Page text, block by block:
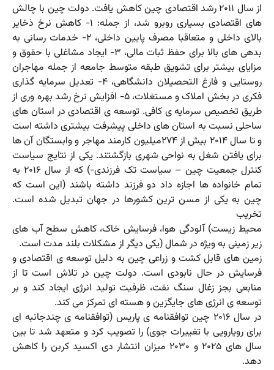
از سال ۲۰۱۱ رشد اقتصادی چین کاهش یافت. دولت چین با چالش
های اقتصادی بسیاری روبرو شد، از جمله: ۱- کاهش نرخ ذخایر
بالای داخلی و متعاقبا مصرف پایین داخلی، ۲- خدمات رسانی به
بدهی های بالا برای حفظ ثبات مالی، ۳- ایجاد مشاغلی با حقوق و
مزایای بیشتر برای تشویق طبقه متوسط جامعه از جمله مهاجران
روستایی و فارغ التحصیلان دانشگاهی، ۴- تعدیل سرمایه گذاری
فکری در بخش املاک و مستغلات، ۵- افزایش نرخ رشد بهره وری از
طریق تخصیص سرمایه ی کافی. توسعه ی اقتصادی در استان های
ساحلی نسبت به استان های داخلی پیشرفت بیشتری داشته است
و تا سال ۲۰۱۴ بیش از ۲۷۴میلیون کارمند مهاجر و وابستگان آن ها
برای یافتن شغل به نواحی شهری بازگشتند. یکی از نتایج سیاست
کنترل جمعیت چین – سیاست تک فرزندی-) که از سال ۲۰۱۶ به
تمام خانواده ها اجازه داد دو فرزند داشته باشند (این است که
چین به یکی از مسن ترین کشورها در جهان تبدیل شده است.
تخریب
محیط زیست) آلودگی هوا، فرسایش خاک، کاهش سطح آب های
زیر زمینی به ویژه در شمال (یکی دیگر از مشکلات بلند مدت است.
زمین های قابل کشت و زراعی چین به دلیل توسعه ی اقتصادی و
فرسایش در حال نابودی است. دولت چین در تلاش است تا از
منابعی بجز زغال سنگ نفت، ظرفیت تولید انرژی ایجاد کند و بر
توسعه ی انرژی های جایگزین و هسته ای تمرکز می کند.
در سال ۲۰۱۶ چین توافقنامه ی پاریس (توافقنامه ی چندجانبه ای
برای رویارویی با تغییرات جوی) را تصویب کرد و متعهد شد تا بین
سال های ۲۰۲۵ و ۲۰۳۰ میزان انتشار دی اکسید کربن را کاهش
دهد.